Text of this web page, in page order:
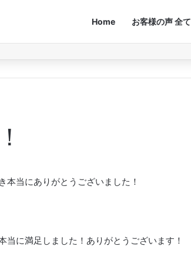
Home お客様の声 全て
当にありがとうございました！
に満足しました！ありがとうございます！